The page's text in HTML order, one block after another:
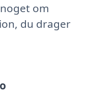
om
du drager